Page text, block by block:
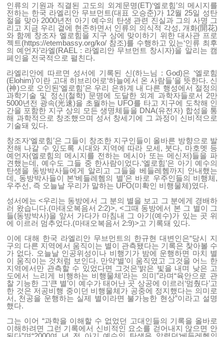
인류의 기원과 직결된 고도의 외계문명(ET)‘엘로힘’의 메시지를
전하는 한국 라엘리안 무브먼트(대표 오승준)가 12월 25일 성탄
절을 맞아 2000년전 아기 예수의 탄생 관련 진실과 그의 사명 그
리고 지금 우리 곁에 현존하면서 인류의 의식적 각성, 개화(開花)
와 함께 창조자 엘로힘을 지구 상에 맞이하기 위한 대사관 프로
젝트(https://etembassy.org/ko/ 참조)를 수행하고 있는‘인류 최후
의 예언자’라엘(RAEL : 라엘리안 무브먼트 창시자)을 알리는 캠
페인을 전국적으로 펼친다.
라엘리안에 따르면 성서에 기록된 신(하느님 : God)은 ‘엘로힘
(Elohim)’이란 고대 히브리어로‘하늘에서 온 사람들’을 뜻한다. 신
(神)으로 오인된‘엘로힘’은 우리 은하계 내 다른 행성에서 절정의
과학기술 및 정신(철학) 문명에 도달한 외계 과학자들로서 2만
5000년전 광속(光速)을 초월하는 UFO를 타고 지구에 도착해 인
간을 포함한 지구 상의 모든 생명체들을 DNA(유전자) 합성을 통
해 과학적으로 창조했으며 성서 창세기에 그 과정이 신비적으로
기술돼 있다.
창조자‘엘로힘’은 그들이 창조한 지구인들이 올바른 방향으로 발
전해 나갈 수 있도록 시대와 지역에 따라 모세, 붓다, 마호멧 등
예언자(엘로힘의 메시지를 전하는 메시아 또는 메신저)들을 파
견했는데, 예수도 그들 중 한사람이었다.‘엘로힘’은 아기 예수의
탄생을 동방박사들에게 알리고 그들을 베들레헴까지 안내했는
데, 동방박사들이 본‘베들레헴의 별’은 바로 우주인들의 비행체,
우주선, 즉 오늘날 우리가 말하는 UFO(미확인 비행물체)였다.
성서에는 <우리는 동방에서 그 분의 별을 보고 그 분에게 경배하
러 왔습니다.(마태오복음서 2:2)>, <그때 동방에서 본 그 별이 그
들(동방박사)을 앞서 가다가 마침내 그 아기(예수)가 있는 곳 위
에 이르러 멈추었다.(마태오복음서 2:9)>고 기록돼 있다.
이에 대해 한국 라엘리안 무브먼트의 한규현 대변인은“당시 지
구의 다른 지역에서 움직이는 별이 관측됐다는 기록은 찾아볼 수
가 없다. 오늘날 인공위성이나 비행기가 밤에 운행하면 마치 별
이 움직이는 것처럼 보인다. 만약‘별’이 움직였고 그것을 어느 한
지역에서만 관측할 수 있었다면 그것은‘밝은 빛을 내며 낮은 고
도에서 느리게 비행하는 비행물체’라는 의미”라며“육안으로 관
찰 기능한 그‘큰 별’이 예수가 태어난 곳 상공에 이르러‘멈췄다’고
한 것은 저공비행 중이던 비행물체가 공중에 정지했다는 의미로
서, 천공을 운행하는 실제 별이라면 불가능한 현상”이라고 설명
했다.
그는 이어 “과학을 이해할 수 없었던 고대인들의 기록을 올바로
이해하려면 그런 기록에서 신비적인 요소를 걷어내지 않으면 안